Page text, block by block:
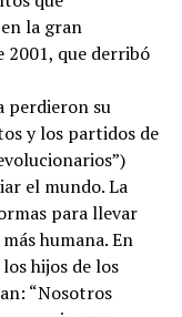
la gran
2001, que derribó
perdieron su
y los partidos de
el mundo. La
para llevar
humana. En
hijos de los
“Nosotros